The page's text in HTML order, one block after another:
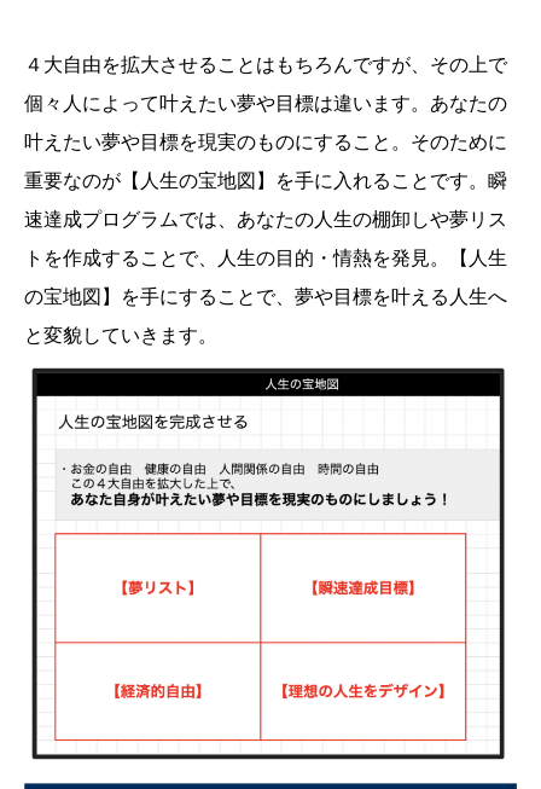
４大自由を拡大させることはもちろんですが、その上で
個々人によって叶えたい夢や目標は違います。あなたの
叶えたい夢や目標を現実のものにすること。そのために
重要なのが【人生の宝地図】を手に入れることです。瞬
速達成プログラムでは、あなたの人生の棚卸しや夢リス
トを作成することで、人生の目的・情熱を発見。【人生
の宝地図】を手にすることで、夢や目標を叶える人生へ
と変貌していきます。